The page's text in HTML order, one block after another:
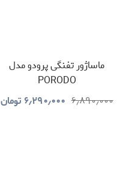
ماساژور تفنگی پرودو مدل
PORODO
PDLFSTNS066BK۶٫۸۹۰٫۰۰۰ ۶٫۲۹۰٫۰۰۰ تومان